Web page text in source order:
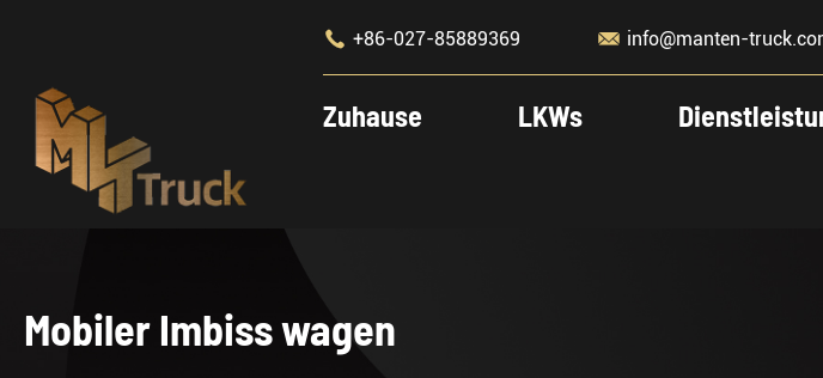
 +86-027-85889369  info@manten-
Zuhause LKWs
Mobiler Imbiss wagen